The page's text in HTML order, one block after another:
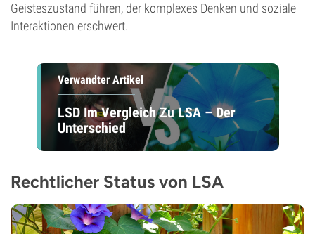
Geisteszustand führen, der komplexes Denken und soziale
Interaktionen erschwert.
Verwandter Artikel
LSD Im Vergleich Zu LSA – Der
Unterschied
Rechtlicher Status von LSA